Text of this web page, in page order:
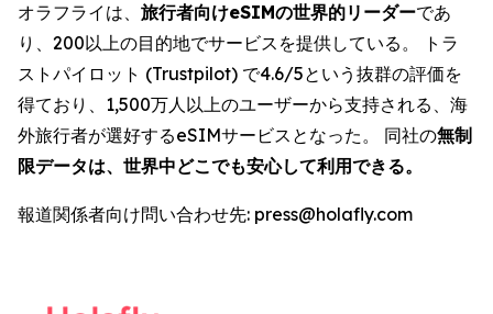
オラフライは、 旅行者向けeSIMの世界的リーダーであ
り、200以上の目的地でサービスを提供している。 トラ
ストパイロット (Trustpilot) で4.6/5という抜群の評価を
得ており、1,500万人以上のユーザーから支持される、海
外旅行者が選好するeSIMサービスとなった。 同社の無制
限データは、世界中どこでも安心して利用できる。
報道関係者向け問い合わせ先: press@holafly.com